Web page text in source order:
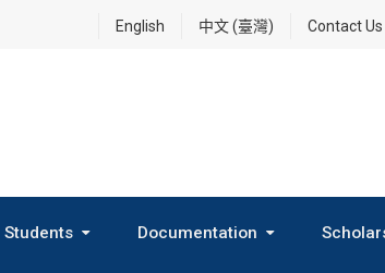
English 中文 (臺灣) Contact Us
Students Documentation